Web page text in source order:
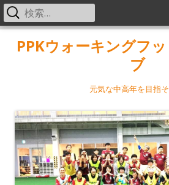
PPKウォーキングフ
ブ
元気な中高年を目指そ
メ
検
索: